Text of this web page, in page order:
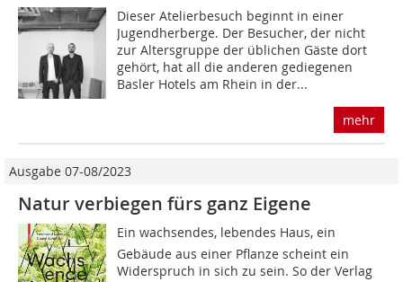
Dieser Atelierbesuch beginnt in einer
Jugend­herberge. Der Besucher, der nicht
zur Altersgruppe der üblichen Gäste dort
gehört, hat all die anderen gediegenen
Basler Hotels am Rhein in der...
mehr
Ausgabe 07-08/2023
Natur verbiegen fürs ganz Eigene
Ein wachsendes, lebendes Haus, ein
Gebäude aus einer Pflanze scheint ein
Widerspruch in sich zu sein. So der Verlag